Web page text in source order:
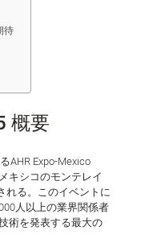
待
概要
AHR Expo-Mexico
キシコのモンテレイ
れる。このイベントに
人以上の業界関係者
術を発表する最大の